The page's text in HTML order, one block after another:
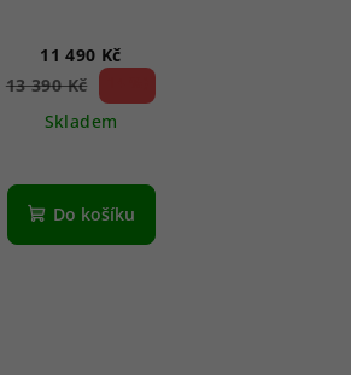
11 490 Kč
13 390 Kč
Skladem
Do košíku